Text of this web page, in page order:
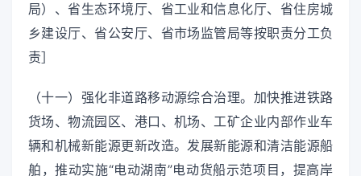
局）、省生态环境厅、省工业和信息化厅、省住房城
乡建设厅、省公安厅、省市场监管局等按职责分工负
责］
（十一）强化非道路移动源综合治理。加快推进铁路
货场、物流园区、港口、机场、工矿企业内部作业车
辆和机械新能源更新改造。发展新能源和清洁能源船
舶，推动实施“电动湖南”电动货船示范项目，提高岸